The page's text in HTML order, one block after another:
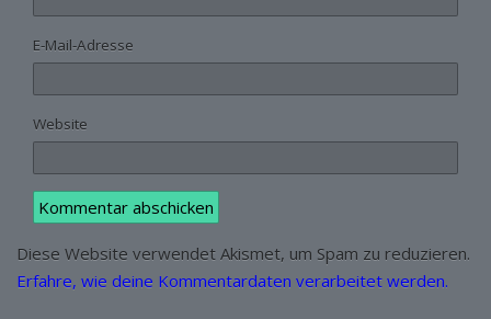
E-Mail-Adresse
Website
Diese Website verwendet Akismet, um Spam zu reduzieren.
Erfahre, wie deine Kommentardaten verarbeitet werden.